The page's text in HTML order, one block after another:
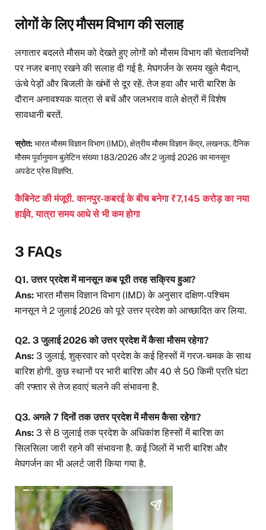
लोगों के लिए मौसम विभाग की सलाह
लगातार बदलते मौसम को देखते हुए लोगों को मौसम विभाग की चेतावनियों
पर नजर बनाए रखने की सलाह दी गई है. मेघगर्जन के समय खुले मैदान,
ऊंचे पेड़ों और बिजली के खंभों से दूर रहें. तेज हवा और भारी बारिश के
दौरान अनावश्यक यात्रा से बचें और जलभराव वाले क्षेत्रों में विशेष
सावधानी बरतें.
स्रोत: भारत मौसम विज्ञान विभाग (IMD), क्षेत्रीय मौसम विज्ञान केंद्र, लखनऊ. दैनिक
मौसम पूर्वानुमान बुलेटिन संख्या 183/2026 और 2 जुलाई 2026 का मानसून
अपडेट प्रेस विज्ञप्ति.
कैबिनेट की मंजूरी. कानपुर-कबरई के बीच बनेगा ₹7,145 करोड़ का नया
हाईवे, यात्रा समय आधे से भी कम होगा
3 FAQs
Q1. उत्तर प्रदेश में मानसून कब पूरी तरह सक्रिय हुआ?
Ans: भारत मौसम विज्ञान विभाग (IMD) के अनुसार दक्षिण-पश्चिम
मानसून ने 2 जुलाई 2026 को पूरे उत्तर प्रदेश को आच्छादित कर लिया.
Q2. 3 जुलाई 2026 को उत्तर प्रदेश में कैसा मौसम रहेगा?
Ans: 3 जुलाई, शुक्रवार को प्रदेश के कई हिस्सों में गरज-चमक के साथ
बारिश होगी. कुछ स्थानों पर भारी बारिश और 40 से 50 किमी प्रति घंटा
की रफ्तार से तेज हवाएं चलने की संभावना है.
Q3. अगले 7 दिनों तक उत्तर प्रदेश में मौसम कैसा रहेगा?
Ans: 3 से 8 जुलाई तक प्रदेश के अधिकांश हिस्सों में बारिश का
सिलसिला जारी रहने की संभावना है. कई जिलों में भारी बारिश और
मेघगर्जन का भी अलर्ट जारी किया गया है.